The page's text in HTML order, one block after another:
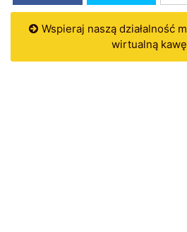
Wspieraj naszą działalność
wirtualną